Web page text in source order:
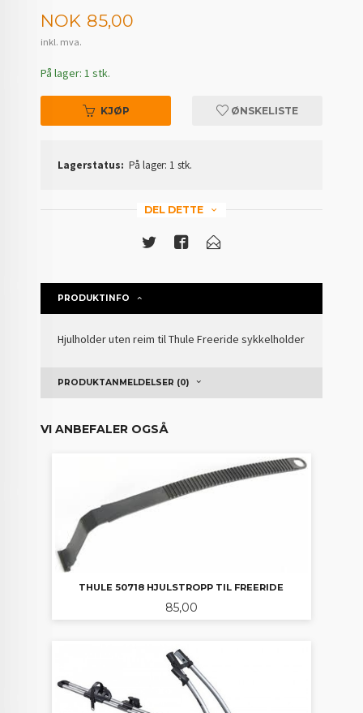
Pris
NOK 85,00
inkl. mva.
På lager: 1 stk.
KJØP ØNSKELISTE
Lagerstatus: På lager: 1 stk.
DEL DETTE
PRODUKTINFO
Hjulholder uten reim til Thule Freeride sykkelholder
PRODUKTANMELDELSER (0)
VI ANBEFALER OGSÅ
THULE 50718 HJULSTROPP TIL FREERIDE
Pris
85,00